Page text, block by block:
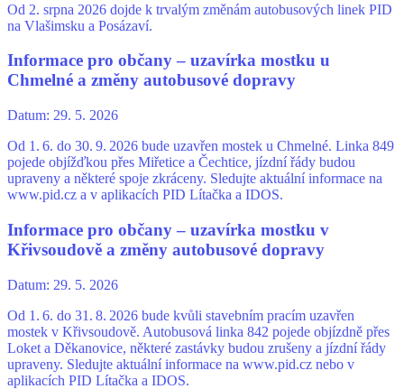
Od 2. srpna 2026 dojde k trvalým změnám autobusových linek PID
na Vlašimsku a Posázaví.
Informace pro občany – uzavírka mostku u
Chmelné a změny autobusové dopravy
Datum: 29. 5. 2026
Od 1. 6. do 30. 9. 2026 bude uzavřen mostek u Chmelné. Linka 849
pojede objížďkou přes Miřetice a Čechtice, jízdní řády budou
upraveny a některé spoje zkráceny. Sledujte aktuální informace na
www.pid.cz a v aplikacích PID Lítačka a IDOS.
Informace pro občany – uzavírka mostku v
Křivsoudově a změny autobusové dopravy
Datum: 29. 5. 2026
Od 1. 6. do 31. 8. 2026 bude kvůli stavebním pracím uzavřen
mostek v Křivsoudově. Autobusová linka 842 pojede objízdně přes
Loket a Děkanovice, některé zastávky budou zrušeny a jízdní řády
upraveny. Sledujte aktuální informace na www.pid.cz nebo v
aplikacích PID Lítačka a IDOS.